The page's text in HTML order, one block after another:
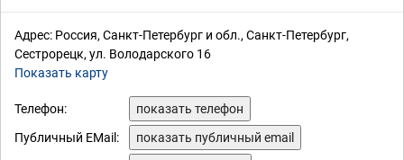
Адрес: Россия, Санкт-Петербург и обл., Санкт-Петербург,
Сестрорецк, ул. Володарского 16
Показать карту
Телефон:
показать телефон
Публичный EMail:
показать публичный email